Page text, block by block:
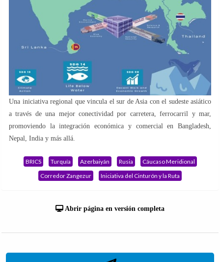
Una iniciativa regional que vincula el sur de Asia con el sudeste asiático
a través de una mejor conectividad por carretera, ferrocarril y mar,
promoviendo la integración económica y comercial en Bangladesh,
Nepal, India y más allá.
BRICS Turquía Azerbaiyán Rusia
Cáucaso Meridional
Corredor Zangezur
Iniciativa del Cinturón y la Ruta
Abrir página en versión completa